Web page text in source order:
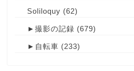
Soliloquy (62)
► 撮影の記録 (679)
► 自転車 (233)